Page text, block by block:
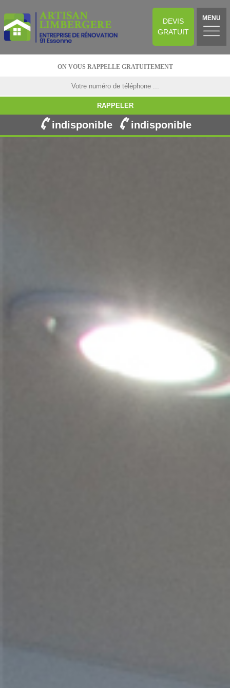
DEVIS
GRATUIT
MENU
ON VOUS RAPPELLE GRATUITEMENT
indisponible indisponible